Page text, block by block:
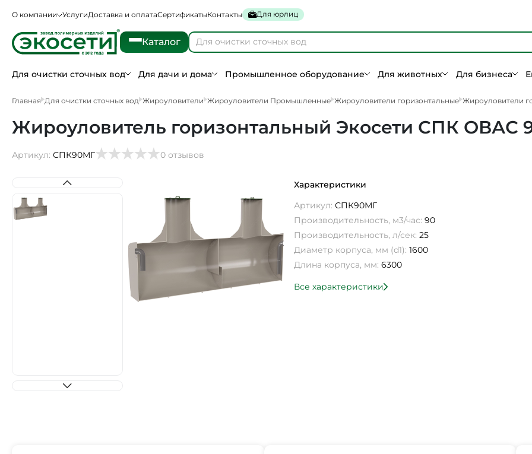
О компании УслугиДоставка и оплатаСертификатыКонтакты Для юрлиц
Каталог
Для очистки сточных вод Для дачи и дома Промышленное оборудование Для животных Для бизнеса
Главная Для очистки сточных вод Жироуловители Жироуловители Промышленные Жироуловители горизонтальные Жироуловители
Жироуловитель горизонтальный Экосети СПК ОВАС
Артикул: СПК90МГ 0 отзывов
Характеристики
Артикул: СПК90МГ
Производительность, м3/час: 90
Производительность, л/сек: 25
Диаметр корпуса, мм (d1): 1600
Длина корпуса, мм: 6300
Все характеристики